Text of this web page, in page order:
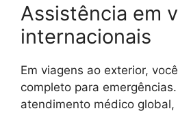
Assistência em
internacionais
Em viagens ao exterior,
completo para
atendimento médico global,